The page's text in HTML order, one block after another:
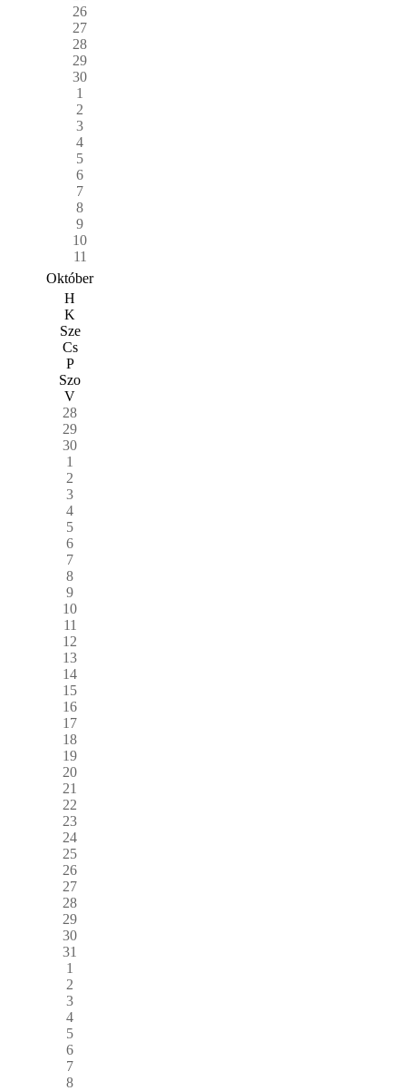
26
27
28
29
30
1
2
3
4
5
6
7
8
9
10
11
Október
H
K
Sze
Cs
P
Szo
V
28
29
30
1
2
3
4
5
6
7
8
9
10
11
12
13
14
15
16
17
18
19
20
21
22
23
24
25
26
27
28
29
30
31
1
2
3
4
5
6
7
8